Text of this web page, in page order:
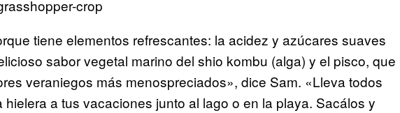
tiene elementos refrescantes: la acidez y azúcares suaves
sabor vegetal marino del shio kombu (alga) y el pisco, que
veraniegos más menospreciados», dice Sam. «Lleva todos
a tus vacaciones junto al lago o en la playa. Sacálos y